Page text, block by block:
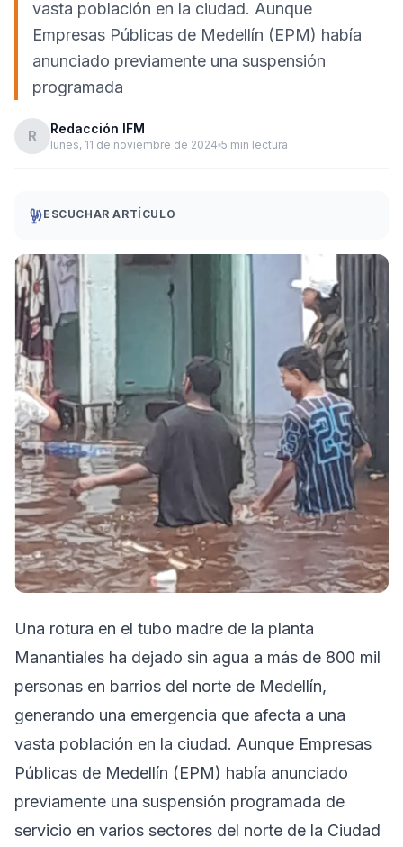
vasta población en la ciudad. Aunque
Empresas Públicas de Medellín (EPM) había
anunciado previamente una suspensión
programada
R Redacción IFM
lunes, 11 de noviembre de 2024 5 min lectura
ESCUCHAR ARTÍCULO
Una rotura en el tubo madre de la planta
Manantiales ha dejado sin agua a más de 800 mil
personas en barrios del norte de Medellín,
generando una emergencia que afecta a una
vasta población en la ciudad. Aunque Empresas
Públicas de Medellín (EPM) había anunciado
previamente una suspensión programada de
servicio en varios sectores del norte de la Ciudad